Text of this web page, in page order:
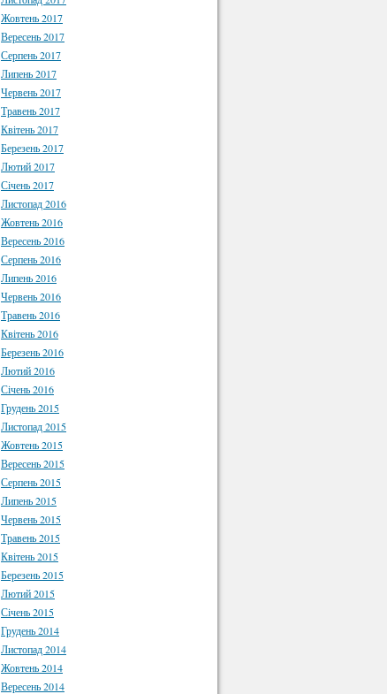
Жовтень 2017
Вересень 2017
Серпень 2017
Липень 2017
Червень 2017
Травень 2017
Квітень 2017
Березень 2017
Лютий 2017
Січень 2017
Листопад 2016
Жовтень 2016
Вересень 2016
Серпень 2016
Липень 2016
Червень 2016
Травень 2016
Квітень 2016
Березень 2016
Лютий 2016
Січень 2016
Грудень 2015
Листопад 2015
Жовтень 2015
Вересень 2015
Серпень 2015
Липень 2015
Червень 2015
Травень 2015
Квітень 2015
Березень 2015
Лютий 2015
Січень 2015
Грудень 2014
Листопад 2014
Жовтень 2014
Вересень 2014